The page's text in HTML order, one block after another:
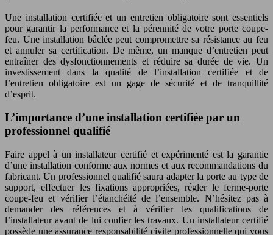
Une installation certifiée et un entretien obligatoire sont essentiels
pour garantir la performance et la pérennité de votre porte coupe-
feu. Une installation bâclée peut compromettre sa résistance au feu
et annuler sa certification. De même, un manque d’entretien peut
entraîner des dysfonctionnements et réduire sa durée de vie. Un
investissement dans la qualité de l’installation certifiée et de
l’entretien obligatoire est un gage de sécurité et de tranquillité
d’esprit.
L’importance d’une installation certifiée par un
professionnel qualifié
Faire appel à un installateur certifié et expérimenté est la garantie
d’une installation conforme aux normes et aux recommandations du
fabricant. Un professionnel qualifié saura adapter la porte au type de
support, effectuer les fixations appropriées, régler le ferme-porte
coupe-feu et vérifier l’étanchéité de l’ensemble. N’hésitez pas à
demander des références et à vérifier les qualifications de
l’installateur avant de lui confier les travaux. Un installateur certifié
possède une assurance responsabilité civile professionnelle qui vous